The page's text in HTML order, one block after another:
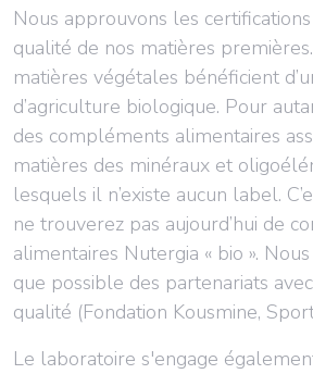
Nous approuvons les
qualité de nos matières
matières végétales bénéficient
d’agriculture biologique. Pour
des compléments alimentaires
matières des minéraux et
lesquels il n’existe aucun label.
ne trouverez pas aujourd’hui de
alimentaires Nutergia « bio ».
que possible des partenariats
qualité (Fondation Kousmine,
Le laboratoire s'engage